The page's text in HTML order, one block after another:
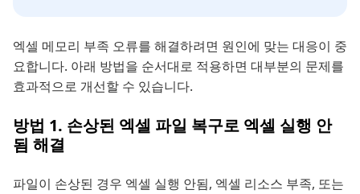
엑셀 메모리 부족 오류를 해결하려면 원인에 맞는 대응이 중
요합니다. 아래 방법을 순서대로 적용하면 대부분의 문제를
효과적으로 개선할 수 있습니다.
방법 1. 손상된 엑셀 파일 복구로 엑셀 실행 안
됨 해결
파일이 손상된 경우 엑셀 실행 안됨, 엑셀 리소스 부족, 또는